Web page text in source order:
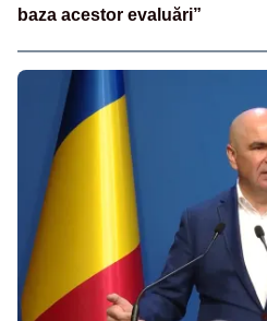
baza acestor evaluări”